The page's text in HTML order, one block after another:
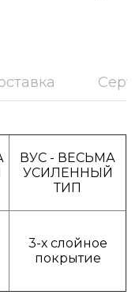
ВУС - ВЕСЬМА
УСИЛЕННЫЙ
ТИП
3-х слойное
покрытие